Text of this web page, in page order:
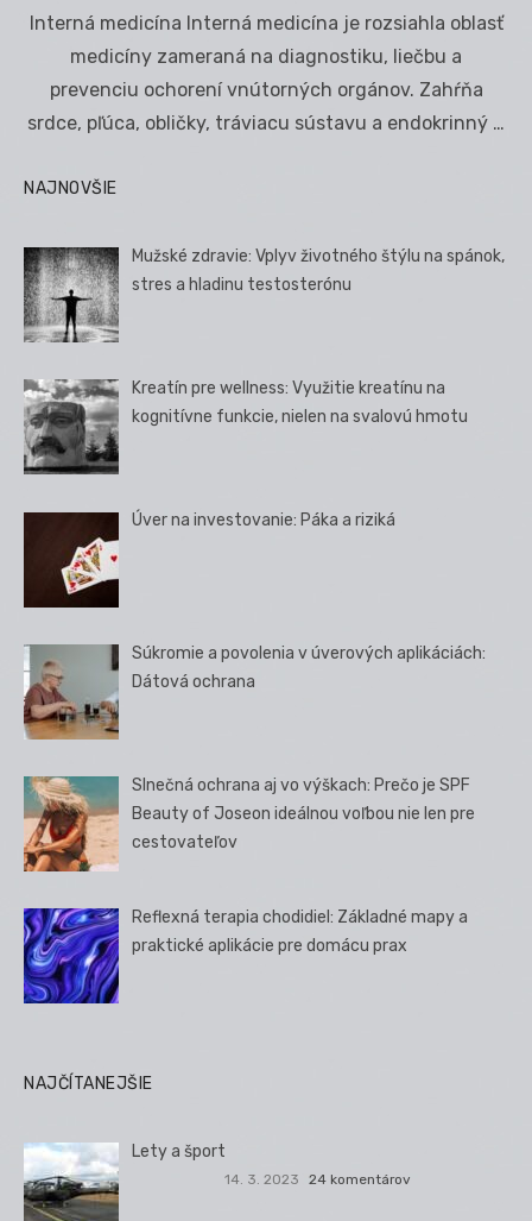
Interná medicína Interná medicína je rozsiahla oblasť
medicíny zameraná na diagnostiku, liečbu a
prevenciu ochorení vnútorných orgánov. Zahŕňa
srdce, pľúca, obličky, tráviacu sústavu a endokrinný …
NAJNOVŠIE
Mužské zdravie: Vplyv životného štýlu na spánok,
stres a hladinu testosterónu
Kreatín pre wellness: Využitie kreatínu na
kognitívne funkcie, nielen na svalovú hmotu
Úver na investovanie: Páka a riziká
Súkromie a povolenia v úverových aplikáciách:
Dátová ochrana
Slnečná ochrana aj vo výškach: Prečo je SPF
Beauty of Joseon ideálnou voľbou nie len pre
cestovateľov
Reflexná terapia chodidiel: Základné mapy a
praktické aplikácie pre domácu prax
NAJČÍTANEJŠIE
Lety a šport
14. 3. 2023 24 komentárov